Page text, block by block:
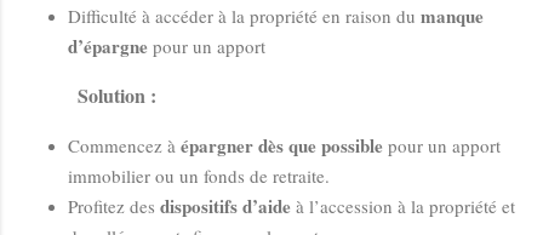
Difficulté à accéder à la propriété en raison du manque
d’épargne pour un apport
Solution :
Commencez à épargner dès que possible pour un apport
immobilier ou un fonds de retraite.
Profitez des dispositifs d’aide à l’accession à la propriété et